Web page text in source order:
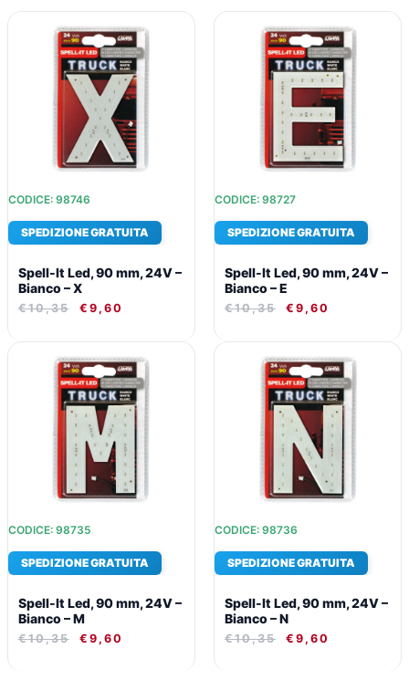
CODICE: 98746
SPEDIZIONE GRATUITA
Spell-It Led, 90 mm, 24V –
Bianco – X
€10,35
PREZZO
ORIGINALE
ERA:
€10,35.
€ 9,60
PREZZO
ATTUALE
È:
€9,60.
CODICE: 98727
SPEDIZIONE GRATUITA
Spell-It Led, 90 mm, 24V –
Bianco – E
€10,35
PREZZO
ORIGINALE
ERA:
€10,35.
€ 9,60
PREZZO
ATTUALE
È:
€9,60.
CODICE: 98735
SPEDIZIONE GRATUITA
Spell-It Led, 90 mm, 24V –
Bianco – M
€10,35
PREZZO
ORIGINALE
ERA:
€10,35.
€ 9,60
PREZZO
ATTUALE
È:
€9,60.
CODICE: 98736
SPEDIZIONE GRATUITA
Spell-It Led, 90 mm, 24V –
Bianco – N
€10,35
PREZZO
ORIGINALE
ERA:
€10,35.
€ 9,60
PREZZO
ATTUALE
È:
€9,60.